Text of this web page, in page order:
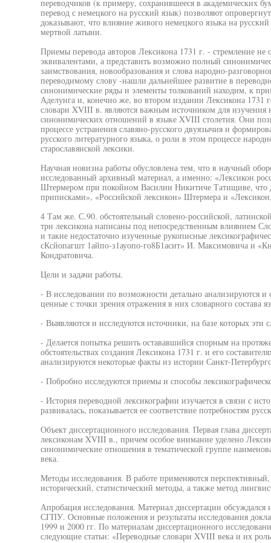
переводчиков (к примеру, сохранившееся в академических
перевод с немецкого на русский язык) позволяют
доказывают, что влияние живого немецкого языка на русский
мертвой латыни.
Приемы перевода авторов Лексикона 1731 г. - стремление не
эквивалентами, а представить возможно полный
заимствования, новообразования и слова народно-
переводимому слову -нашли дальнейшее развитие в
синонимические ряды и элементы толкований находим, к
Аделунга и, конечно же, во втором издании Лексикона 1731
словари XVIII в. являются важным источником для изучения
синонимических отношений в языке XVIII столетия. Они
процессе устранения славяно-русского двуязычия и
русского литературного языка, о роли в этом процессе
старославянской лексики.
Научная новизна работы обусловлена тем, что в научный
исследованный архивный материал, а именно: «Лексикон
Штермером при покойном Василии Никитиче Татищиве, что
приписками», «Российской лексикон» Штермера и
4 Там же. С.90. обстоятельный словено-российской,
три лексикона написаны под непосредственным влиянием
и такие недостаточно изученные рукописные
сКсйопагшт 1айпо-з1ауопо-го8Б1асит» И. Максимовича и
Кондратовича.
Цели и задачи работы.
- В исследовании по возможности детально анализируются
ценные с точки зрения отражения в них словарного состава
- Выявляются и исследуются источники, на базе которых эти
- Делается попытка решить остававшийся спорным на
обстоятельствах создания Лексикона 1731 г. и его
анализируются некоторые факты из истории Санкт-
- Побробно исследуются приемы и способы
- История переводной лексикографии изучается в связи с
развивалась, показывается ее соответствие потребностям
Объект диссертационного исследования. Первая глава
лексиконам XVIII в., причем особое внимание уделено
синонимические отношения в тематической группе
века.
Методы исследования. В работе применяются
исторический, статистический методы, а также метод
Апробация исследования. Материал диссертации обсуждался
СГПУ. Основные положения и результаты исследования
1999 и 2000 гг. По материалам диссертационного
следующие статьи: «Переводные словари XVIII века и их